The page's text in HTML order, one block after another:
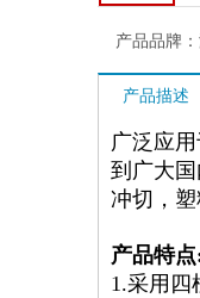
产品品牌：
产品描述
广泛应
到广大
冲切，塑
产品特
1.采用四